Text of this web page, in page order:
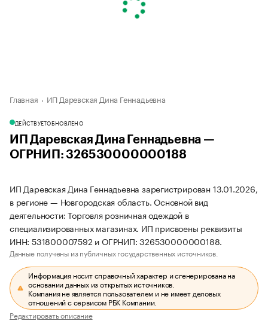
Главная ИП Даревская Дина Геннадьевна
ДЕЙСТВУЕТОБНОВЛЕНО
ИП Даревская Дина Геннадьевна —
ОГРНИП: 326530000000188
ИП Даревская Дина Геннадьевна зарегистрирован 13.01.2026,
в регионе — Новгородская область. Основной вид
деятельности: Торговля розничная одеждой в
специализированных магазинах. ИП присвоены реквизиты
ИНН: 531800007592 и ОГРНИП: 326530000000188.
Данные получены из публичных государственных источников.
Информация носит справочный характер и сгенерирована на
основании данных из открытых источников.
Компания не является пользователем и не имеет деловых
отношений с сервисом РБК Компании.
Редактировать описание